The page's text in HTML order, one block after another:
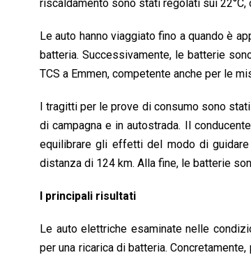
riscaldamento sono stati regolati sui 22°C,
Le auto hanno viaggiato fino a quando è
batteria. Successivamente, le batterie
TCS a Emmen, competente anche per le
I tragitti per le prove di consumo sono
di campagna e in autostrada. Il
equilibrare gli effetti del modo di
distanza di 124 km. Alla fine, le batterie
I principali risultati
Le auto elettriche esaminate nelle
per una ricarica di batteria.